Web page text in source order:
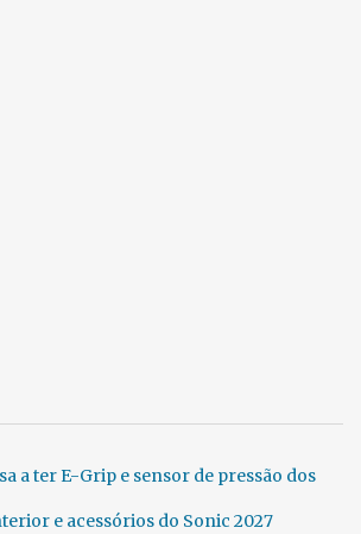
a ter E-Grip e sensor de pressão dos
e acessórios do Sonic 2027